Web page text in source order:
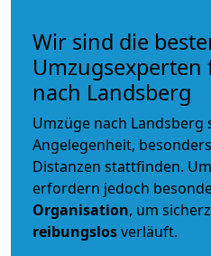
Wir sind die
nach Landsberg
Umzüge nach Landsberg
Angelegenheit,
Distanzen stattfinden.
erfordern jedoch
Organisation, um
reibungslosverläuft.